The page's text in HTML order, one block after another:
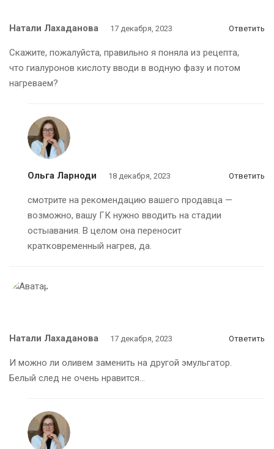
Натали Лахаданова 17 декабря, 2023 Ответить
Скажите, пожалуйста, правильно я поняла из рецепта,
что гиалуронов кислоту вводи в водную фазу и потом
нагреваем?
Ольга Ларноди 18 декабря, 2023 Ответить
смотрите на рекомендацию вашего продавца —
возможно, вашу ГК нужно вводить на стадии
остыавания. В целом она переносит
кратковременный нагрев, да.
Натали Лахаданова 17 декабря, 2023 Ответить
И можно ли оливем заменить на другой эмульгатор.
Белый след не очень нравится…